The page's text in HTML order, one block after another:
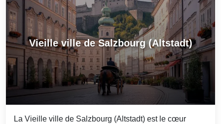
Vieille ville de Salzbourg (Altstadt)
La Vieille ville de Salzbourg (Altstadt) est le cœur